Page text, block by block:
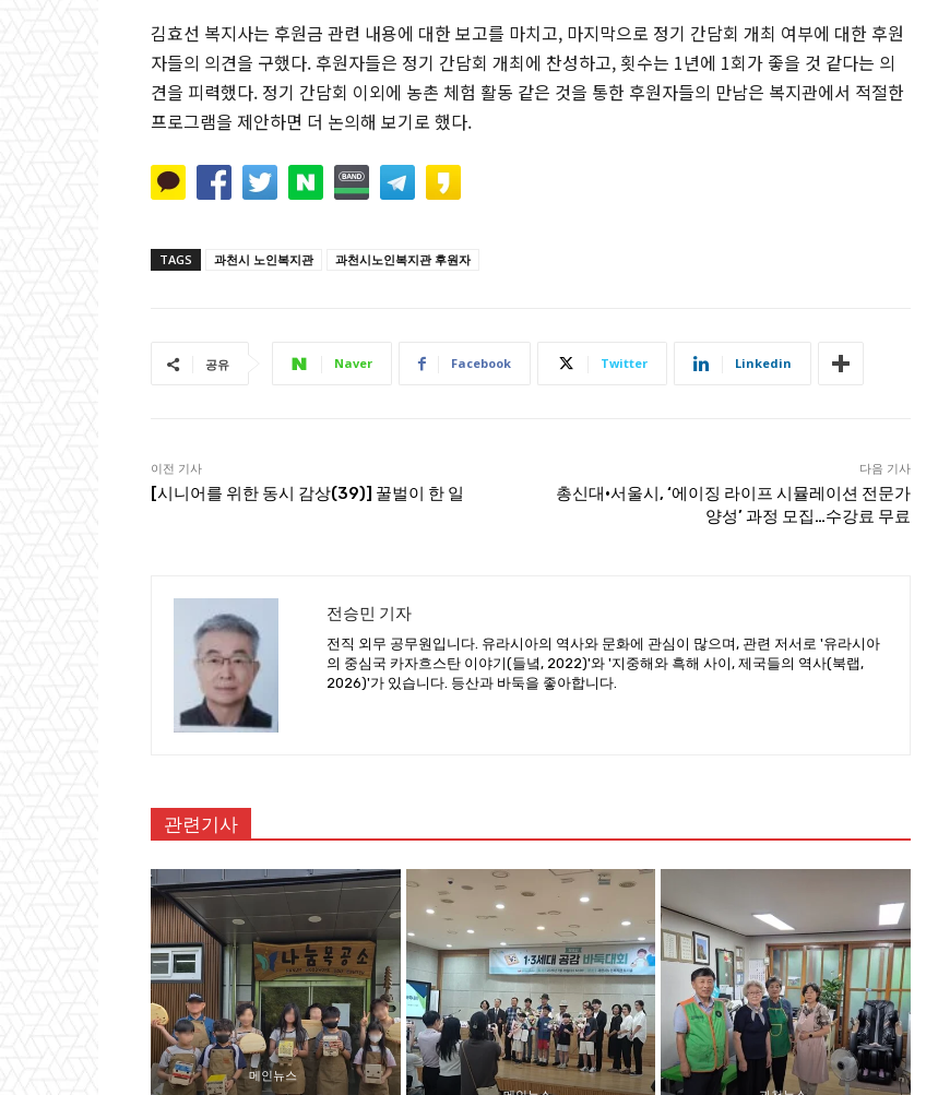
김효선 복지사는 후원금 관련 내용에 대한 보고를 마치고, 마지막으로 정기 간담회 개최 여부에 대한 후원
자들의 의견을 구했다. 후원자들은 정기 간담회 개최에 찬성하고, 횟수는 1년에 1회가 좋을 것 같다는 의
견을 피력했다. 정기 간담회 이외에 농촌 체험 활동 같은 것을 통한 후원자들의 만남은 복지관에서 적절한
프로그램을 제안하면 더 논의해 보기로 했다.
TAGS 과천시 노인복지관 과천시노인복지관 후원자
공유 Naver Facebook Twitter Linkedin
이전 기사
[시니어를 위한 동시 감상(39)] 꿀벌이 한 일
다음 기사
총신대·서울시, ‘에이징 라이프 시뮬레이션 전문가
양성’ 과정 모집…수강료 무료
전승민 기자
전직 외무 공무원입니다. 유라시아의 역사와 문화에 관심이 많으며, 관련 저서로 '유라시아
의 중심국 카자흐스탄 이야기(들녘, 2022)'와 '지중해와 흑해 사이, 제국들의 역사(북랩,
2026)'가 있습니다. 등산과 바둑을 좋아합니다.
관련기사
메인뉴스